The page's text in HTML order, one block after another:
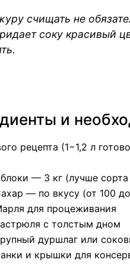
счищать не
соку красивый
и
рецепта (1−1,2 л
— 3 кг (лучше
— по вкусу (от 100
для процеживания
с толстым дном
дуршлаг или
и крышки для